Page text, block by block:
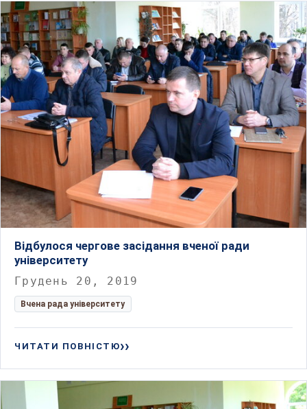
Відбулося чергове засідання вченої ради
університету
Грудень 20, 2019
Вчена рада університету
ЧИТАТИ ПОВНІСТЮ